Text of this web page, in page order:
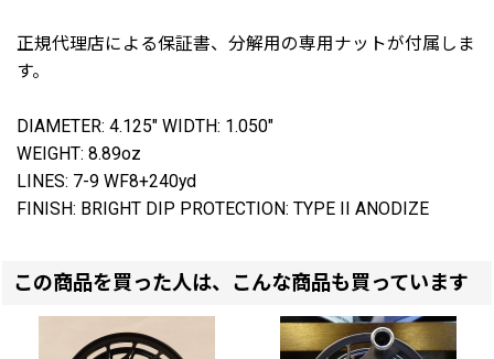
正規代理店による保証書、分解用の専用ナットが付属しま
す。
DIAMETER: 4.125" WIDTH: 1.050"
WEIGHT: 8.89oz
LINES: 7-9 WF8+240yd
FINISH: BRIGHT DIP PROTECTION: TYPE II ANODIZE
この商品を買った人は、こんな商品も買っています